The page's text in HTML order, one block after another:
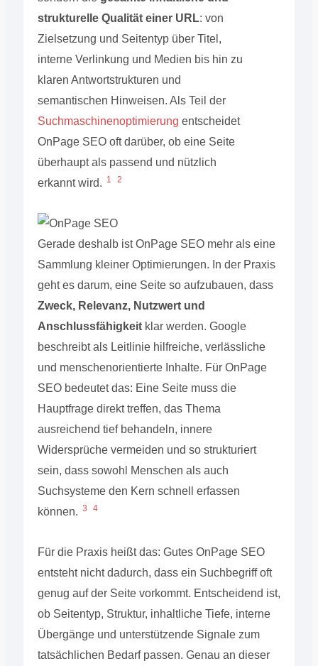
strukturelle Qualität einer URL: von
Zielsetzung und Seitentyp über Titel,
interne Verlinkung und Medien bis hin zu
klaren Antwortstrukturen und
semantischen Hinweisen. Als Teil der
Suchmaschinenoptimierung entscheidet
OnPage SEO oft darüber, ob eine Seite
überhaupt als passend und nützlich
erkannt wird. 1 2
Gerade deshalb ist OnPage SEO mehr als eine
Sammlung kleiner Optimierungen. In der Praxis
geht es darum, eine Seite so aufzubauen, dass
Zweck, Relevanz, Nutzwert und
Anschlussfähigkeitklar werden. Google
beschreibt als Leitlinie hilfreiche, verlässliche
und menschenorientierte Inhalte. Für OnPage
SEO bedeutet das: Eine Seite muss die
Hauptfrage direkt treffen, das Thema
ausreichend tief behandeln, innere
Widersprüche vermeiden und so strukturiert
sein, dass sowohl Menschen als auch
Suchsysteme den Kern schnell erfassen
können. 3 4
Für die Praxis heißt das: Gutes OnPage SEO
entsteht nicht dadurch, dass ein Suchbegriff oft
genug auf der Seite vorkommt. Entscheidend ist,
ob Seitentyp, Struktur, inhaltliche Tiefe, interne
Übergänge und unterstützende Signale zum
tatsächlichen Bedarf passen. Genau an dieser